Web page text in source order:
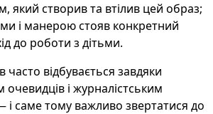
який створив та втілив цей образ;
і манерою стояв конкретний
до роботи з дітьми.
часто відбувається завдяки
очевидців і журналістським
і саме тому важливо звертатися до